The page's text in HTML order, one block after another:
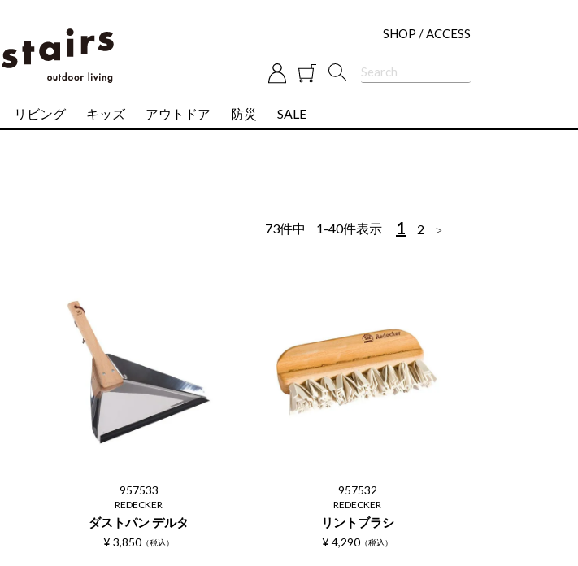
SHOP / ACCESS
リビング キッズ アウトドア 防災 SALE
73件中 1-40件表示 1 2
957533
REDECKER
ダストパン デルタ
¥ 3,850 税込
957532
REDECKER
リントブラシ
¥ 4,290 税込